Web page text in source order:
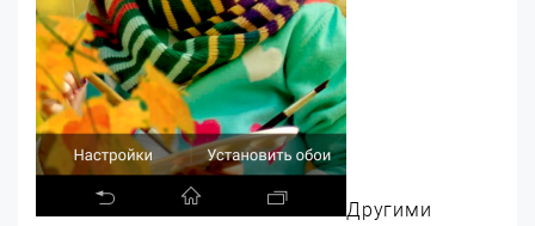
Другими